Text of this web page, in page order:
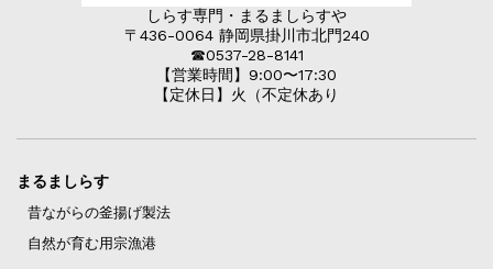
しらす専門・まるましらすや
〒436-0064 静岡県掛川市北門240
☎︎0537-28-8141
【営業時間】9:00〜17:30
【定休日】火（不定休あり
まるましらす
昔ながらの釜揚げ製法
自然が育む用宗漁港